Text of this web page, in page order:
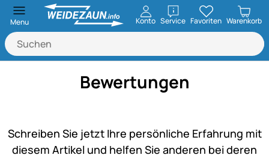
Menu Konto ServiceöffnenFavoriten Warenkorb
Bewertungen
Schreiben Sie jetzt Ihre persönliche Erfahrung mit
diesem Artikel und helfen Sie anderen bei deren